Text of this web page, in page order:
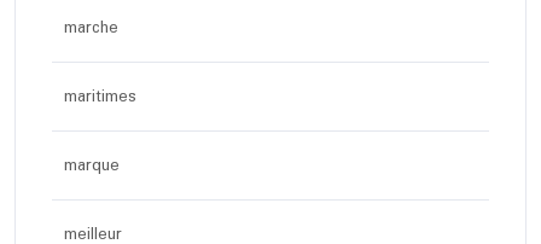
marche
maritimes
marque
meilleur